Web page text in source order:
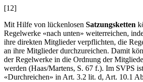
[12]
Mit Hilfe von lückenlosen Satzungsketten
Regelwerke «nach unten» weiterreichen,
ihre direkten Mitglieder verpflichten, die
an ihre Mitglieder durchzureichen. Damit
der Regelwerke in die Ordnung der
werden (Haas/Martens, S. 67 f.). Im SVPS
«Durchreichen» in Art. 3.2 lit. d, Art. 10.1